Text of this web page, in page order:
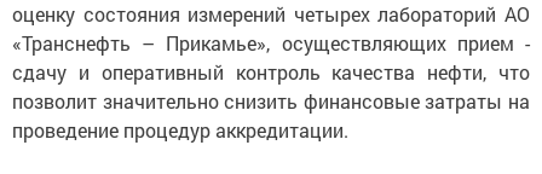
оценку состояния измерений четырех лабораторий АО
«Транснефть – Прикамье», осуществляющих прием -
сдачу и оперативный контроль качества нефти, что
позволит значительно снизить финансовые затраты на
проведение процедур аккредитации.